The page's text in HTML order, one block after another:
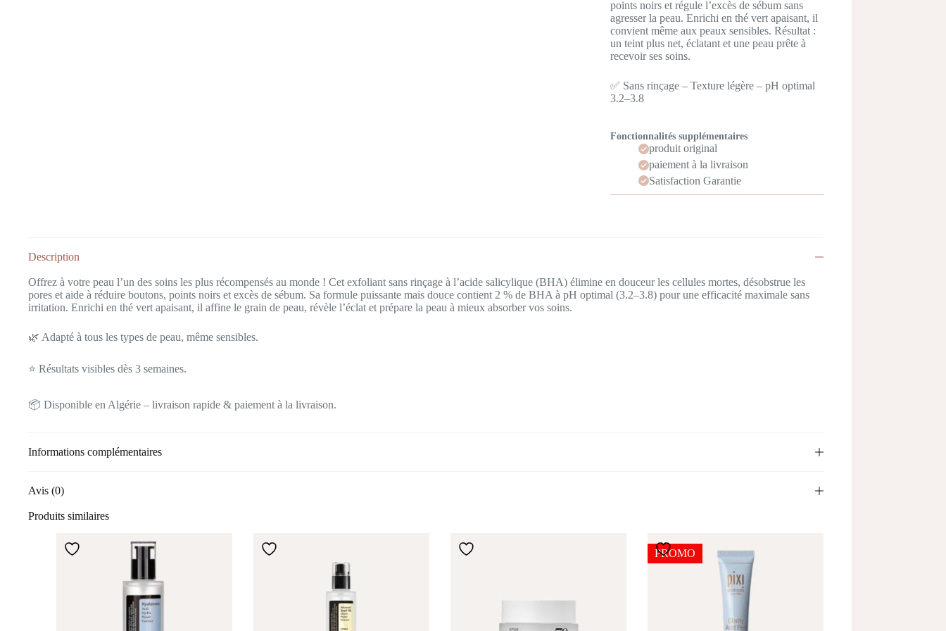
points noirs et régule l’excès de sébum sans
agresser la peau. Enrichi en thé vert apaisant, il
convient même aux peaux sensibles. Résultat :
un teint plus net, éclatant et une peau prête à
recevoir ses soins.
✅ Sans rinçage – Texture légère – pH optimal
3.2–3.8
Fonctionnalités supplémentaires
produit original
paiement à la livraison
Satisfaction Garantie
Description
Offrez à votre peau l’un des soins les plus récompensés au monde ! Cet exfoliant sans rinçage à l’acide salicylique (BHA) élimine en douceur les cellules mortes, désobstrue les
pores et aide à réduire boutons, points noirs et excès de sébum. Sa formule puissante mais douce contient 2 % de BHA à pH optimal (3.2–3.8) pour une efficacité maximale sans
irritation. Enrichi en thé vert apaisant, il affine le grain de peau, révèle l’éclat et prépare la peau à mieux absorber vos soins.
🌿 Adapté à tous les types de peau, même sensibles.
⭐ Résultats visibles dès 3 semaines.
📦 Disponible en Algérie – livraison rapide & paiement à la livraison.
Informations complémentaires
Avis (0)
Produits similaires
PROMO